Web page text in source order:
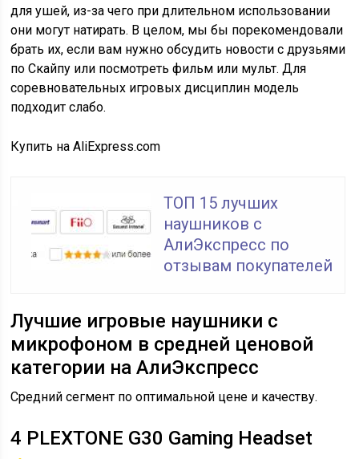
для ушей, из-за чего при длительном использовании
они могут натирать. В целом, мы бы порекомендовали
брать их, если вам нужно обсудить новости с друзьями
по Скайпу или посмотреть фильм или мульт. Для
соревновательных игровых дисциплин модель
подходит слабо.
Купить на AliExpress.com
ТОП 15 лучших
наушников c
АлиЭкспресс по
отзывам покупателей
Лучшие игровые наушники с
микрофоном в средней ценовой
категории на АлиЭкспресс
Средний сегмент по оптимальной цене и качеству.
4 PLEXTONE G30 Gaming Headset